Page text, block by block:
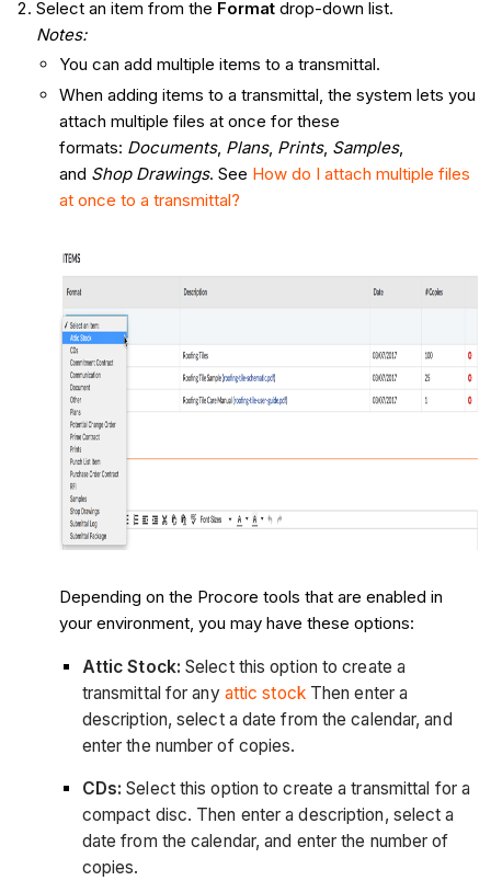
Select an item from the Formatdrop-down list.
Notes:
You can add multiple items to a transmittal.
When adding items to a transmittal, the system lets you
attach multiple files at once for these
formats: Documents, Plans, Prints, Samples,
and Shop Drawings. See How do I attach multiple files
at once to a transmittal?
Depending on the Procore tools that are enabled in
your environment, you may have these options:
Attic Stock: Select this option to create a
transmittal for any attic stockThen enter a
description, select a date from the calendar, and
enter the number of copies.
CDs: Select this option to create a transmittal for a
compact disc. Then enter a description, select a
date from the calendar, and enter the number of
copies.